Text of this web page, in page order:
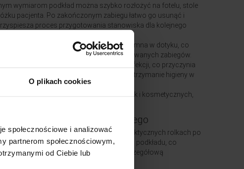
O plikach cookies
społecznościowe i analizować
partnerom społecznościowym,
od Ciebie lub
wymiarom podkład można szybko rozłożyć na fotelu, stole
pacjenta. Po zakończonym zabiegu łatwo go usunąć i
proces przygotowania stanowiska dla kolejnego
wykonany jest podkład, jest miękka i przyjemna w dotyku, co
czują się komfortowo podczas wykonywanych zabiegów.
eliminują konieczność prania i dezynfekcji, co przyczynia
ryzyka zakażeń i pozwala na łatwiejsze utrzymanie higieny w
się zarówno w gabinetach medycznych, jak i kosmetycznych,
medycznego włókninowego
60 cm x 50 m jest dostępny w praktycznych rolkach po
mają łatwy dostęp do nowego podkładu, co
pracy. Poniżej przedstawiamy szczegółową